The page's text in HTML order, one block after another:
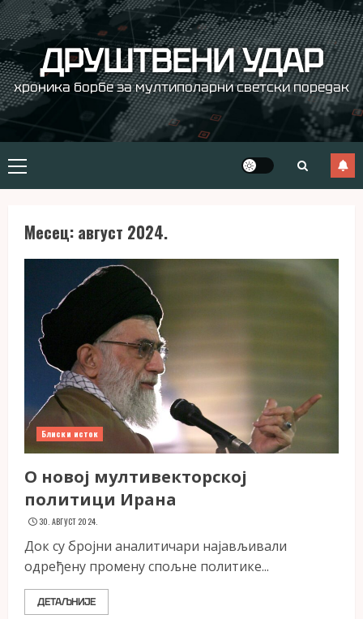
Skip
to
content ДРУШТВЕНИ УДАР
хроника борбе за мултиполарни светски поредак
Primary
Menu
Месец: август 2024.
Блиски исток
О новој мултивекторској
политици Ирана
30. АВГУСТ 2024.
Док су бројни аналитичари најављивали
одређену промену спољне политике...
ДЕТАЉНИЈЕ